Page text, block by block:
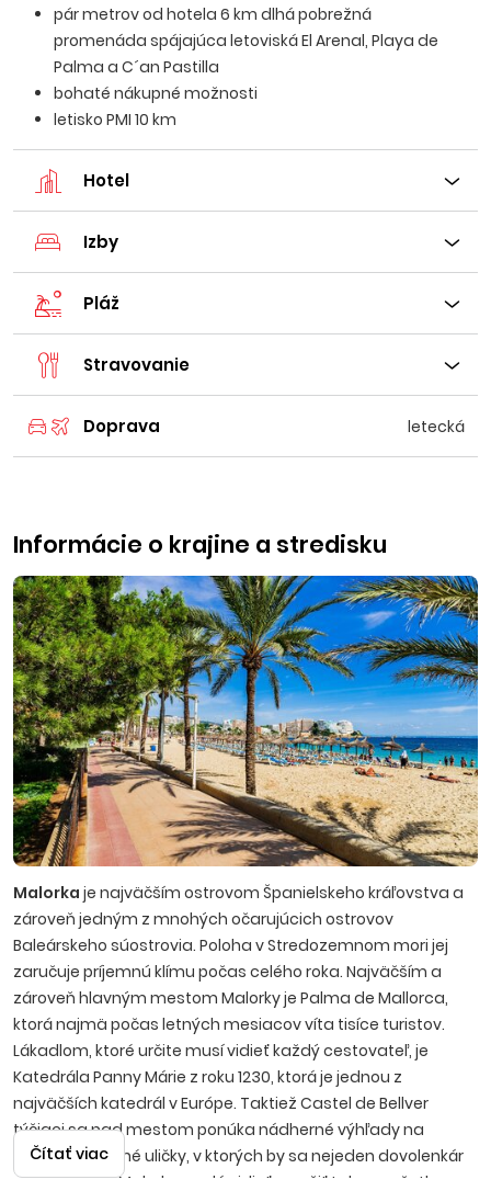
pár metrov od hotela 6 km dlhá pobrežná
promenáda spájajúca letoviská El Arenal, Playa de
Palma a C´an Pastilla
bohaté nákupné možnosti
letisko PMI 10 km
Hotel
Izby
Pláž
Stravovanie
Doprava letecká
Informácie o krajine a stredisku
Malorka je najväčším ostrovom Španielskeho kráľovstva a
zároveň jedným z mnohých očarujúcich ostrovov
Baleárskeho súostrovia. Poloha v Stredozemnom mori jej
zaručuje príjemnú klímu počas celého roka. Najväčším a
zároveň hlavným mestom Malorky je Palma de Mallorca,
ktorá najmä počas letných mesiacov víta tisíce turistov.
Lákadlom, ktoré určite musí vidieť každý cestovateľ, je
Katedrála Panny Márie z roku 1230, ktorá je jednou z
najväčších katedrál v Európe. Taktiež Castel de Bellver
týčiaci sa nad mestom ponúka nádherné výhľady na
zelené, malebné uličky, v ktorých by sa nejeden dovolenkár
rád stratil. Na Malorke sa dá vidieť a zažiť takmer všetko.
Čítať viac